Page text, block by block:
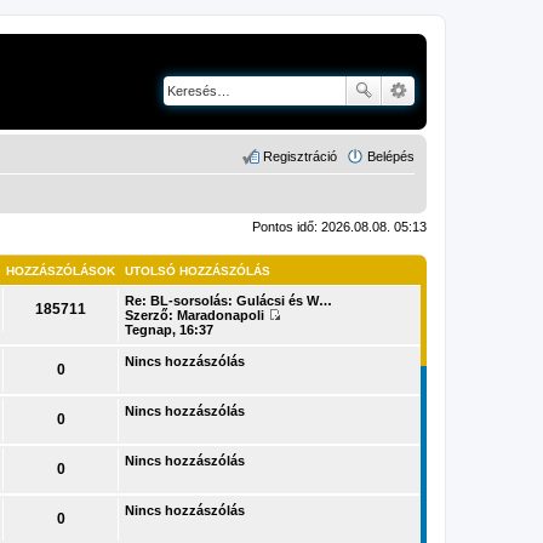
Belépés
Regisztráció
Pontos idő: 2026.08.08. 05:13
HOZZÁSZÓLÁSOK UTOLSÓ HOZZÁSZÓLÁS
185711
Re: BL-sorsolás: Gulácsi és W…
Szerző: Maradonapoli
Tegnap, 16:37
0 Nincs hozzászólás
0 Nincs hozzászólás
0 Nincs hozzászólás
0 Nincs hozzászólás